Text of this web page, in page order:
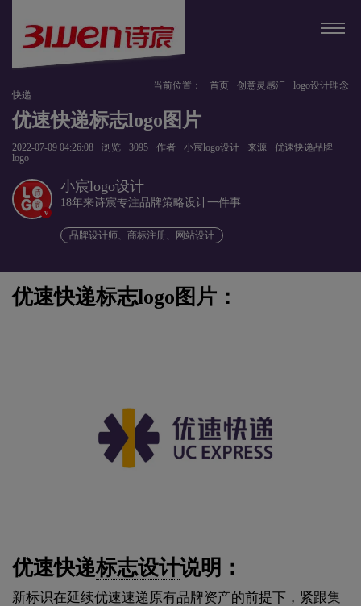
当前位置： 首页 创意灵感汇
logo设计理念
快递
优速快递标志logo图片
2022-07-09 04:26:08 浏览 3095 作者 小宸logo设计 来源
优速快递品牌
logo
v
小宸logo设计
18年来诗宸专注品牌策略设计一件事
品牌设计师、商标注册、网站设计
优速快递标志logo图片：
优速快递标志设计说明：
新标识在延续优速速递原有品牌资产的前提下，紧跟集